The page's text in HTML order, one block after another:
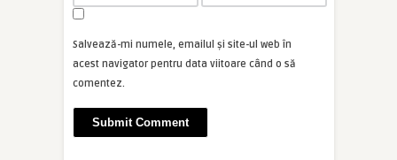
Salvează-mi numele, emailul și site-ul web în
acest navigator pentru data viitoare când o să
comentez.